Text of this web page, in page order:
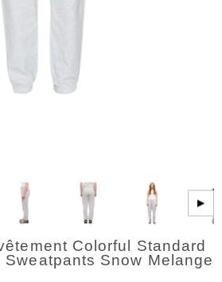
▶
Colorful Standard
Snow Melange